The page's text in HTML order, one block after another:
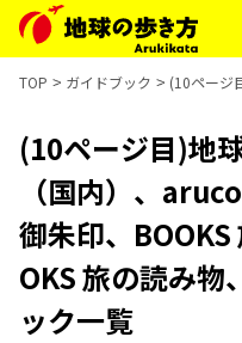
TOP ガイドブック (10ページ
(10ページ目)地
（国内）、
御朱印、
OKS 旅の読み
ック一覧